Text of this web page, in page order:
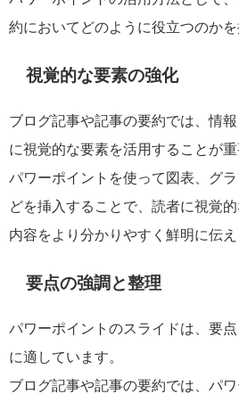
約においてどのように役立つのかを
視覚的な要素の強化
ブログ記事や記事の要約では、情
に視覚的な要素を活用することが重
パワーポイントを使って図表、グ
どを挿入することで、読者に視覚的
内容をより分かりやすく鮮明に伝え
要点の強調と整理
パワーポイントのスライドは、要
に適しています。
ブログ記事や記事の要約では、パ